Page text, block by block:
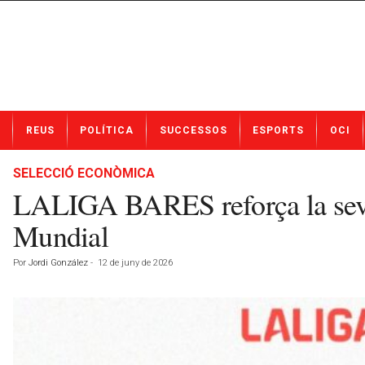
t
REUS POLÍTICA SUCCESSOS ESPORTS OCI
SELECCIÓ ECONÒMICA
LALIGA BARES reforça la
Mundial
Por Jordi González - 12 de juny de 2026